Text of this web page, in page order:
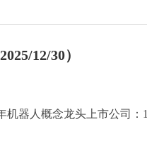
12/30）
机器人概念龙头上市公司：1